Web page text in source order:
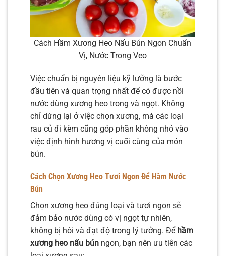
Cách Hầm Xương Heo Nấu Bún Ngon Chuẩn
Vị, Nước Trong Veo
Việc chuẩn bị nguyên liệu kỹ lưỡng là bước
đầu tiên và quan trọng nhất để có được nồi
nước dùng xương heo trong và ngọt. Không
chỉ dừng lại ở việc chọn xương, mà các loại
rau củ đi kèm cũng góp phần không nhỏ vào
việc định hình hương vị cuối cùng của món
bún.
Cách Chọn Xương Heo Tươi Ngon Để Hầm Nước
Bún
Chọn xương heo đúng loại và tươi ngon sẽ
đảm bảo nước dùng có vị ngọt tự nhiên,
không bị hôi và đạt độ trong lý tưởng. Để hầm
xương heo nấu bún ngon, bạn nên ưu tiên các